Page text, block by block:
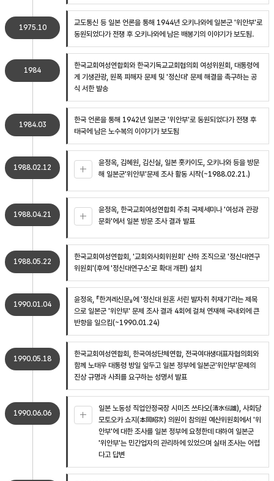
1975.10
교도통신 등 일본 언론을 통해 1944년 오키나와에 일본군 '위안부'로
동원되었다가 전쟁 후 오키나와에 남은 배봉기의 이야기가 보도됨.
1984
한국교회여성연합회와 한국기독교교회협의회 여성위원회, 대통령에
게 기생관광, 원폭 피해자 문제 및 '정신대' 문제 해결을 촉구하는 공
식 서한 발송
1984.03
한국 언론을 통해 1942년 일본군 '위안부'로 동원되었다가 전쟁 후
태국에 남은 노수복의 이야기가 보도됨
1988.02.12
윤정옥, 김혜원, 김신실, 일본 홋카이도, 오키나와 등을 방문
해 일본군'위안부'문제 조사 활동 시작(~1988.02.21.)
1988.04.21
윤정옥, 한국교회여성연합회 주최 국제세미나 '여성과 관광
문화'에서 일본 방문 조사 결과 발표
1988.05.22
한국교회여성연합회, '교회와사회위원회' 산하 조직으로 '정신대연구
위원회'(후에 '정신대연구소'로 확대 개편) 설치
1990.01.04
윤정옥, 『한겨레신문』에 '정신대 원혼 서린 발자취 취재기'라는 제목
으로 일본군 '위안부' 문제 조사 결과 4회에 걸쳐 연재해 국내외에 큰
반향을 일으킴(~1990.01.24)
1990.05.18
한국교회여성연합회, 한국여성단체연합, 전국여대생대표자협의회와
함께 노태우 대통령 방일 앞두고 일본 정부에 일본군'위안부'문제의
진상 규명과 사죄를 요구하는 성명서 발표
1990.06.06
일본 노동성 직업안정국장 시미즈 쓰타오(清水伝雄), 사회당
모토오카 쇼지(本岡昭次) 의원이 참의원 예산위원회에서 '위
안부'에 대한 조사를 일본 정부에 요청한데 대하여 일본군
'위안부'는 민간업자의 관리하에 있었으며 실태 조사는 어렵
다고 답변